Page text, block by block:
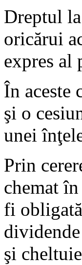
Dreptul
oricărui
expres al
În aceste
şi o
unei
Prin
chemat
fi
şi